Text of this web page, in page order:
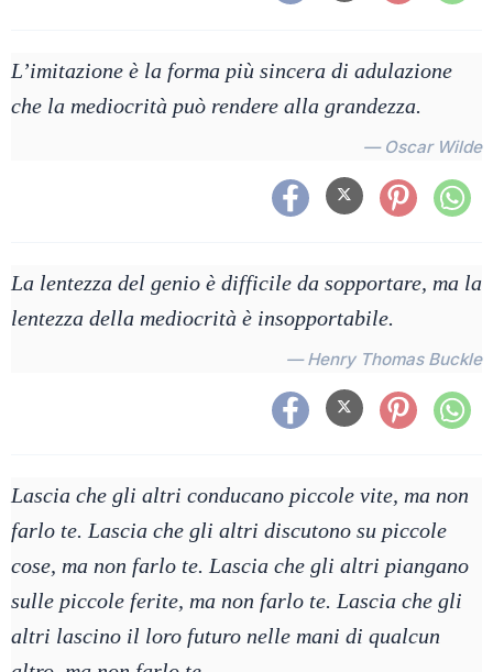
L’imitazione è la forma più sincera di adulazione
che la mediocrità può rendere alla grandezza.
— Oscar Wilde
La lentezza del genio è difficile da sopportare, ma la
lentezza della mediocrità è insopportabile.
— Henry Thomas Buckle
Lascia che gli altri conducano piccole vite, ma non
farlo te. Lascia che gli altri discutono su piccole
cose, ma non farlo te. Lascia che gli altri piangano
sulle piccole ferite, ma non farlo te. Lascia che gli
altri lascino il loro futuro nelle mani di qualcun